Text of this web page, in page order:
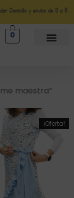
Domicilio y envíos de 3 a 5
0
maestra”
¡Oferta!